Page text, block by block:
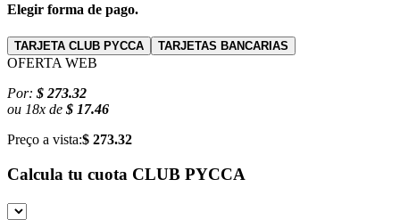
Elegir forma de pago.
TARJETA CLUB PYCCA TARJETAS BANCARIAS
OFERTA WEB
Por: $ 273.32
ou 18x de $ 17.46
Preço a vista:$ 273.32
Calcula tu cuota CLUB PYCCA